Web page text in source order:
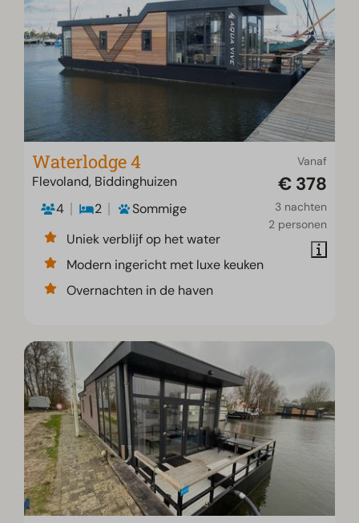
Vanaf
€ 378
3 nachten
2 personen
Waterlodge 4
Flevoland, Biddinghuizen
4
2
Sommige
Uniek verblijf op het water
Modern ingericht met luxe keuken
Overnachten in de haven